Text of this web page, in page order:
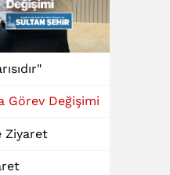
Görev Değişimi
Ziyaret